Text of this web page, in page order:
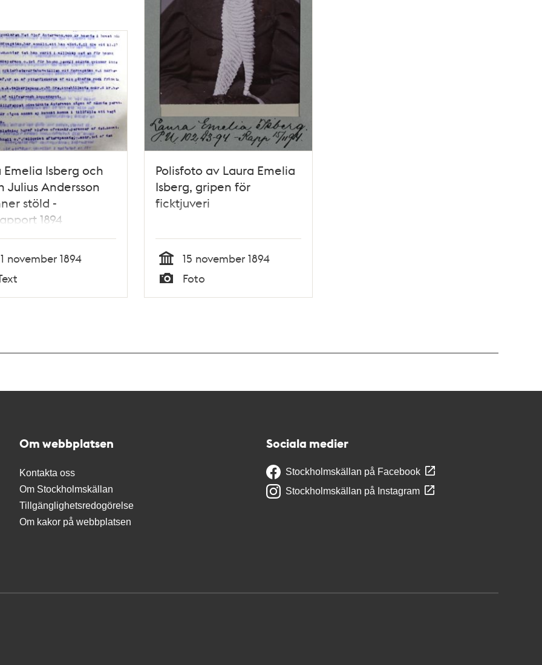
Emelia Isberg och
Julius Andersson
stöld -
1894
november 1894
Polisfoto av Laura Emelia
Isberg, gripen för
ficktjuveri
Tid
15 november 1894
Foto
Om webbplatsen
Kontakta oss
Om Stockholmskällan
Tillgänglighetsredogörelse
Om kakor på webbplatsen
Sociala medier
Stockholmskällan på Facebook
Stockholmskällan på Instagram